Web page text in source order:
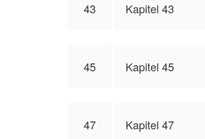
43 Kapitel 43
45 Kapitel 45
47 Kapitel 47